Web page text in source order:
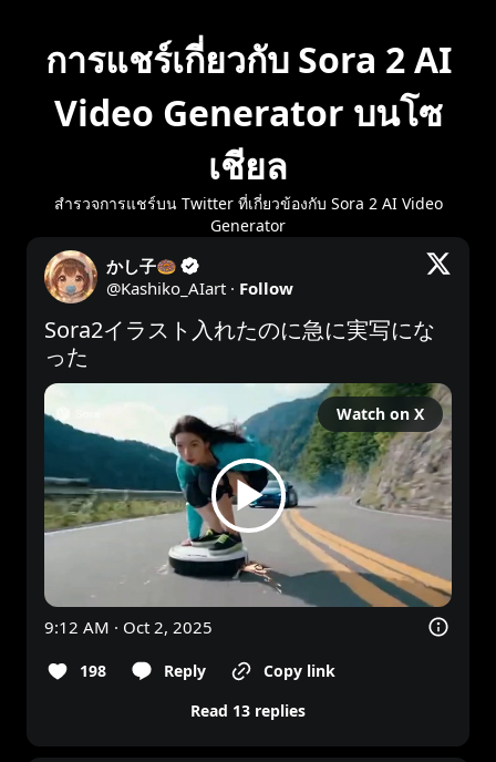
การแชร์เกี่ยวกับ Sora 2 AI
Video Generator บนโซ
เชียล
สำรวจการแชร์บน Twitter ที่เกี่ยวข้องกับ Sora 2 AI Video
Generator
かし子🍩
@Kashiko_AIart · Follow
Sora2イラスト入れたのに急に実写にな
った
Watch on X
9:12 AM · Oct 2, 2025
198 Reply
Copy link
Read 13 replies